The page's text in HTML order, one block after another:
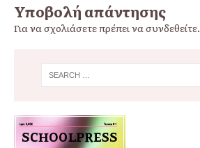
Υποβολή απάντησης
Για να σχολιάσετε πρέπει νασυνδεθείτε.